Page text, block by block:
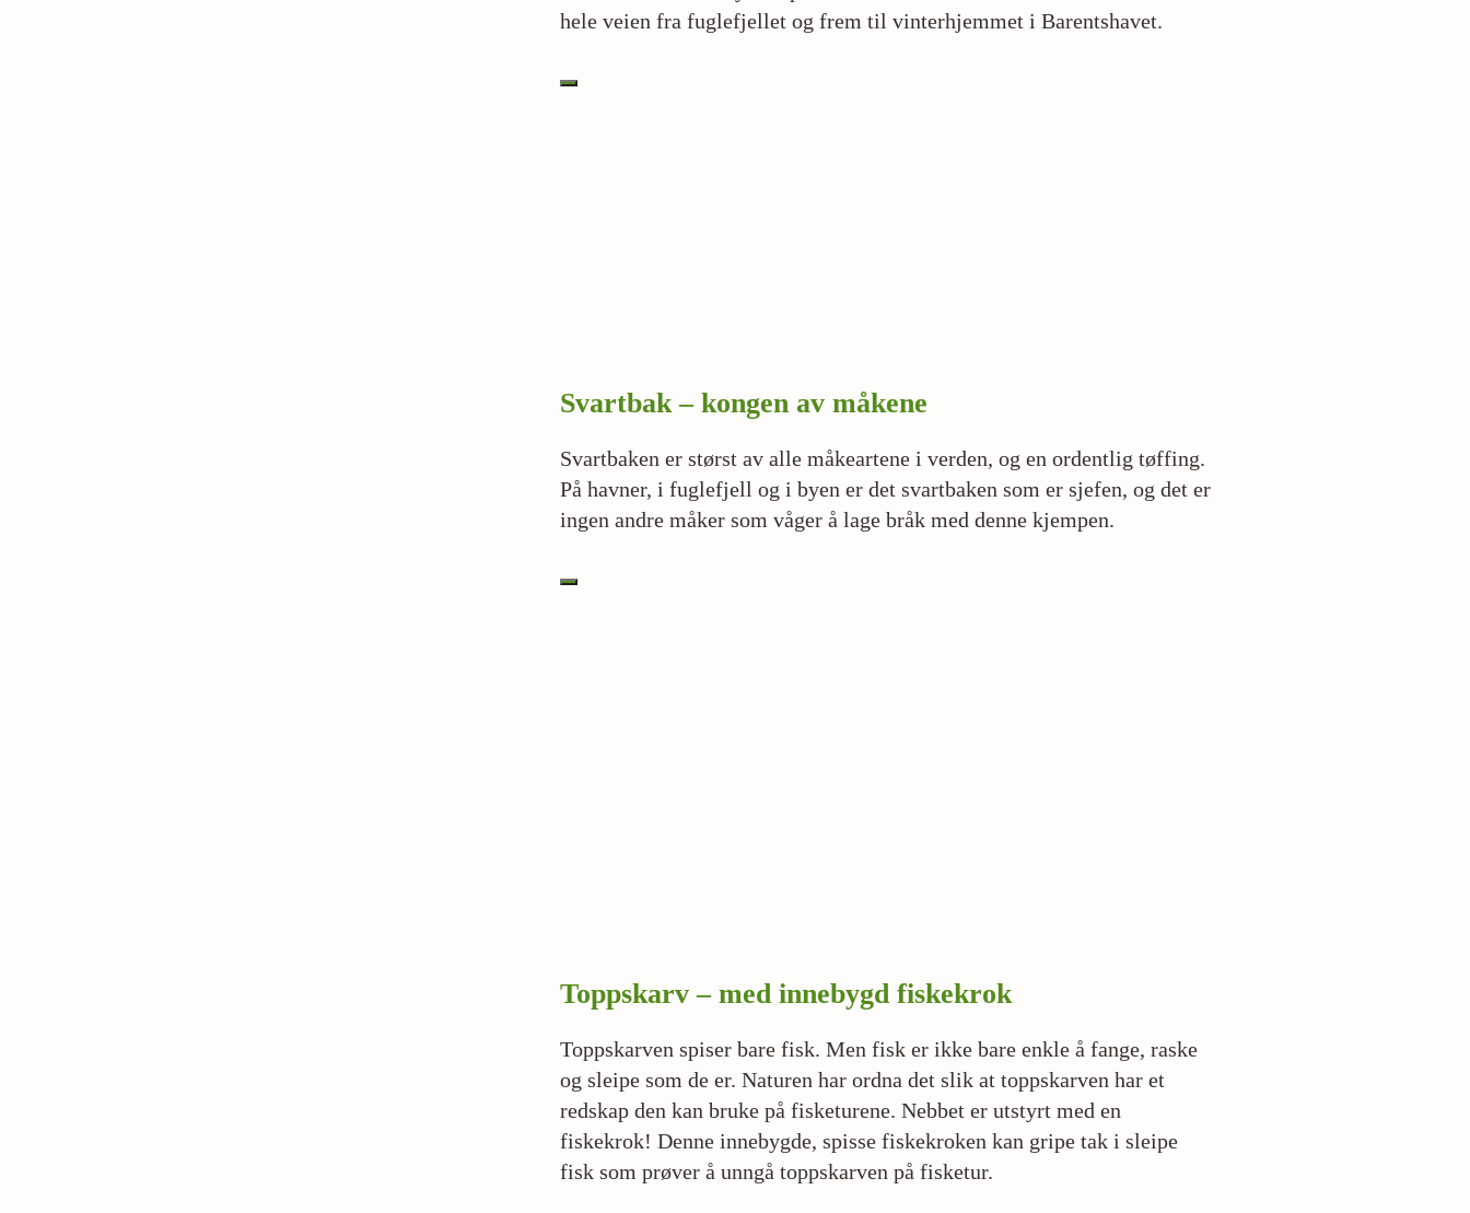
hele veien fra fuglefjellet og frem til vinterhjemmet i Barentshavet.
Svartbak – kongen av måkene
Svartbaken er størst av alle måkeartene i verden, og en ordentlig tøffing.
På havner, i fuglefjell og i byen er det svartbaken som er sjefen, og det er
ingen andre måker som våger å lage bråk med denne kjempen.
Toppskarv – med innebygd fiskekrok
Toppskarven spiser bare fisk. Men fisk er ikke bare enkle å fange, raske
og sleipe som de er. Naturen har ordna det slik at toppskarven har et
redskap den kan bruke på fisketurene. Nebbet er utstyrt med en
fiskekrok! Denne innebygde, spisse fiskekroken kan gripe tak i sleipe
fisk som prøver å unngå toppskarven på fisketur.